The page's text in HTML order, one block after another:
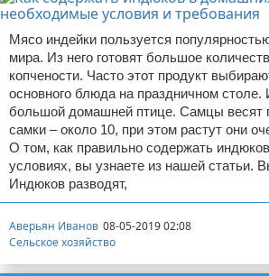
Мясо индейки пользуется
мира. Из него готовят большое
копчености. Часто этот продукт
основного блюда на праздничном столе.
большой домашней птице. Самцы весят
самки – около 10, при этом растут они
О том, как правильно содержать
условиях, вы узнаете из нашей статьи.
Индюков разводят,
Аверьян Иванов 08-05-2019 02:08
Сельское хозяйство